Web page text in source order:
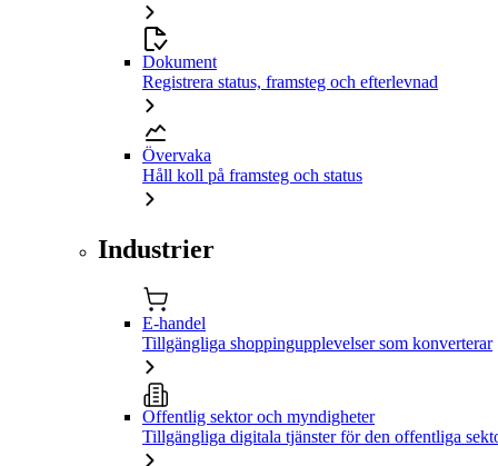
Dokument
Registrera status, framsteg och efterlevnad
Övervaka
Håll koll på framsteg och status
Industrier
E-handel
Tillgängliga shoppingupplevelser som konverterar
Offentlig sektor och myndigheter
Tillgängliga digitala tjänster för den offentliga